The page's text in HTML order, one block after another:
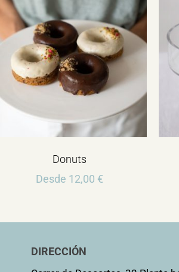
Donuts
Desde 12,00 €
DIRECCIÓN